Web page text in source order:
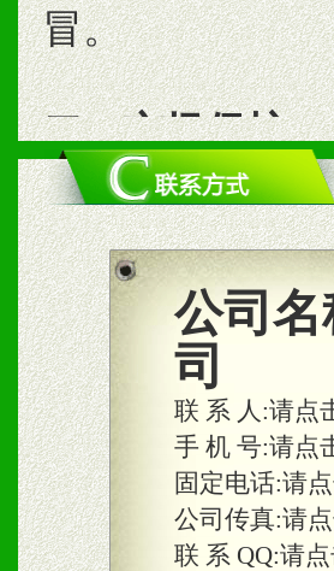
冒。
二、市场保护
1、统一市场价
商利润。
2、区域独家经
合作关系。
三、物料及媒体
1、免费提供体
2、不定期在各
公司名
司
联 系 人:请点
手 机 号:请点
固定电话:请
公司传真:请
联 系 QQ:请